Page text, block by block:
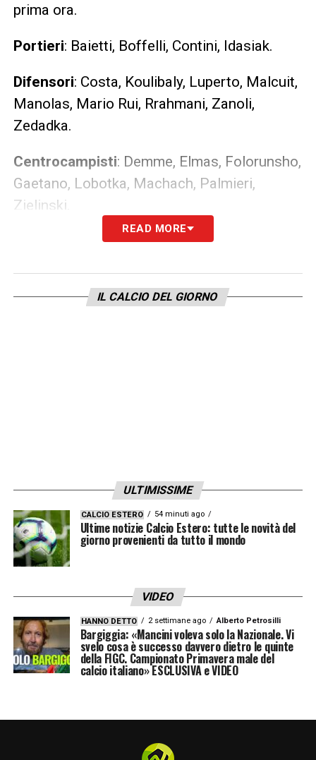
prima ora.
Portieri: Baietti, Boffelli, Contini, Idasiak.
Difensori: Costa, Koulibaly, Luperto, Malcuit,
Manolas, Mario Rui, Rrahmani, Zanoli,
Zedadka.
Centrocampisti: Demme, Elmas, Folorunsho,
Gaetano, Lobotka, Machach, Palmieri,
Zielinski.
: Ciciretti, Osimhen, Ounas,
LA PLAYLIST DELLE NOSTRE TOP NEWS
READ MORE
IL CALCIO DEL GIORNO
ULTIMISSIME
CALCIO ESTERO 54 minuti ago
Ultime notizie Calcio Estero: tutte le novità del
giorno provenienti da tutto il mondo
VIDEO
HANNO DETTO 2 settimane ago Alberto Petrosilli
Bargiggia: «Mancini voleva solo la Nazionale. Vi
svelo cosa è successo davvero dietro le quinte
della FIGC. Campionato Primavera male del
calcio italiano» ESCLUSIVA e VIDEO